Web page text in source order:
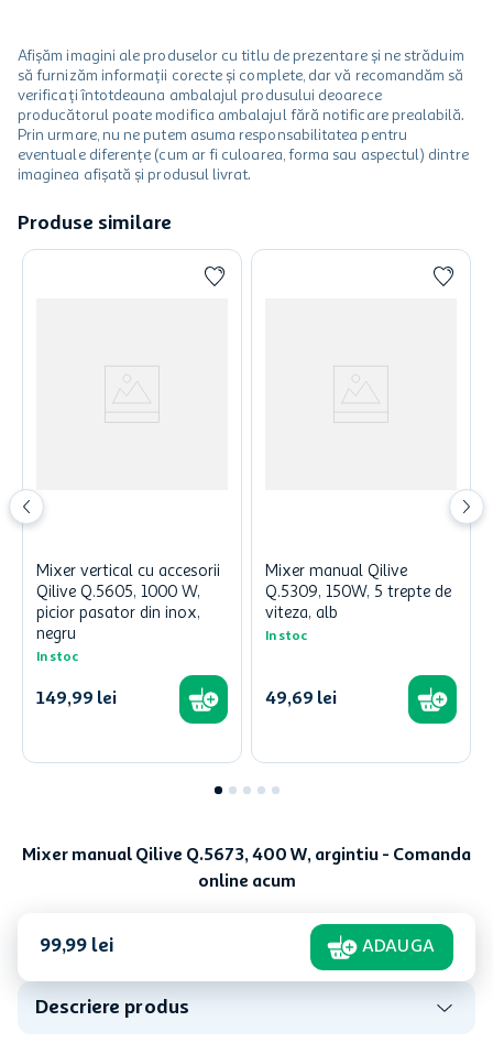
Afișăm imagini ale produselor cu titlu de prezentare și ne străduim
să furnizăm informații corecte și complete, dar vă recomandăm să
verificați întotdeauna ambalajul produsului deoarece
producătorul poate modifica ambalajul fără notificare prealabilă.
Prin urmare, nu ne putem asuma responsabilitatea pentru
eventuale diferențe (cum ar fi culoarea, forma sau aspectul) dintre
imaginea afișată și produsul livrat.
Produse similare
Mixer vertical cu accesorii
Qilive Q.5605, 1000 W,
picior pasator din inox,
negru
In stoc
149,99 lei
Mixer manual Qilive
Q.5309, 150W, 5 trepte de
viteza, alb
In stoc
49,69 lei
Mixer manual Qilive Q.5673, 400 W, argintiu - Comanda
online acum
99,99 lei ADAUGA
Descriere produs